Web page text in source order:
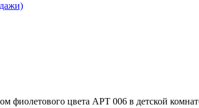
фиолетового цвета АРТ 006 в детской